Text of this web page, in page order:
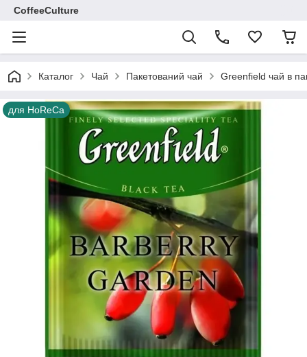
CoffeeCulture
Каталог Чай Пакетований чай Greenfield чай в
для HoReCa